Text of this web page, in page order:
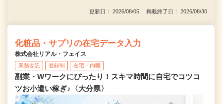
更新日： 2026/08/05 掲載終了日： 2026/08/30
化粧品・サプリの在宅データ入力
株式会社リアル・フェイス
業務委託 登録制 在宅・内職
副業・Wワークにぴったり！スキマ時間に自宅でコツコ
ツお小遣い稼ぎ♪〈大分県〉